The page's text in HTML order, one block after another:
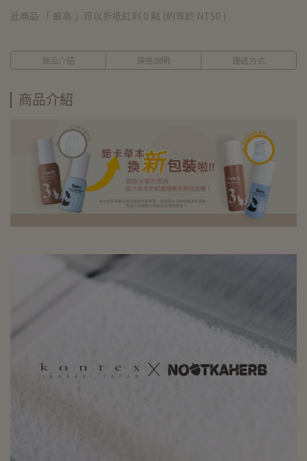
此商品 「 最高 」可以折抵紅利 0 點 (約等於 NT$0 )
商品介紹 規格說明 運送方式
商品介紹